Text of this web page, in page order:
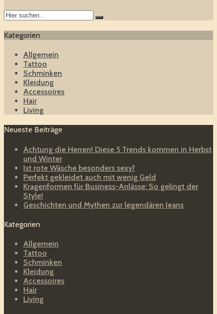
Kategorien
Allgemein
Tattoo
Schminken
Kleidung
Accessoires
Hair
Living
Neueste Beiträge
Achtung die Herren! Diese 5 Trends kommen in Herbst
und Winter
Ist rote Wäsche besonders sexy?
Perfekt gekleidet auch mit wenig Geld
Kragenformen für Business-Anlässe: So gelingt der
Style!
Geschichten und Mythen zur legendären Jeans
Kategorien
Allgemein
Tattoo
Schminken
Kleidung
Accessoires
Hair
Living